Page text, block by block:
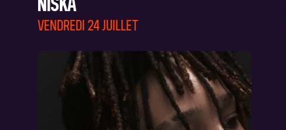
NISKA
VENDREDI 24 JUILLET